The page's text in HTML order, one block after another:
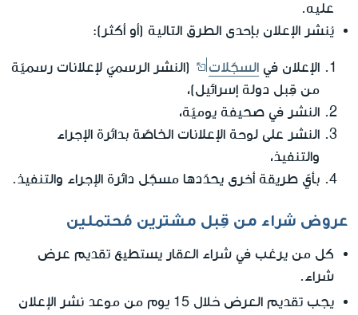
عليه.
يُنشر الإعلان بإحدى الطرق التالية (أو أكثر):
الإعلان في السجّلات
(النشر الرسميّ لإعلانات رسميّة
من قِبل دولة إسرائيل)،
النشر في صحيفة يوميّة،
النشر على لوحة الإعلانات الخاصّة بدائرة الإجراء
والتنفيذ،
بأيّ طريقة أخرى يحدّدها مسجّل دائرة الإجراء والتنفيذ.
عروض شراء من قِبل مشترين مُحتملين
كل من يرغب في شراء العقار يستطيع تقديم عرض
شراء.
يجب تقديم العرض خلال 15 يوم
من موعد نشر الإعلان